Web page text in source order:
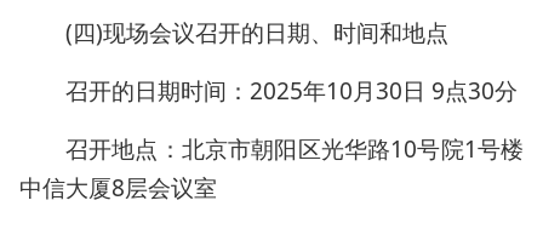
(四)现场会议召开的日期、时间和地点
召开的日期时间：2025年10月30日 9点30分
召开地点：北京市朝阳区光华路10号院1号楼
中信大厦8层会议室